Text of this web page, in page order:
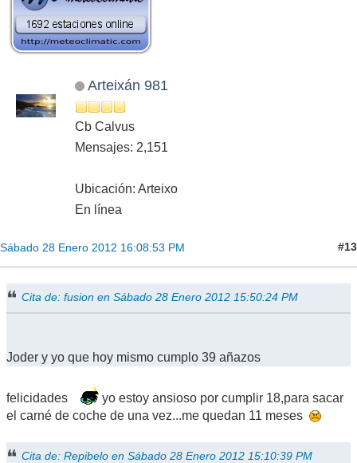
Arteixán 981
Cb Calvus
Mensajes: 2,151
Ubicación: Arteixo
En línea
Sábado 28 Enero 2012 16:08:53 PM #13
Cita de: fusion en Sábado 28 Enero 2012 15:50:24 PM
Joder y yo que hoy mismo cumplo 39 añazos
felicidades
yo estoy ansioso por cumplir 18,para sacar
el carné de coche de una vez...me quedan 11 meses
Cita de: Repibelo en Sábado 28 Enero 2012 15:10:39 PM